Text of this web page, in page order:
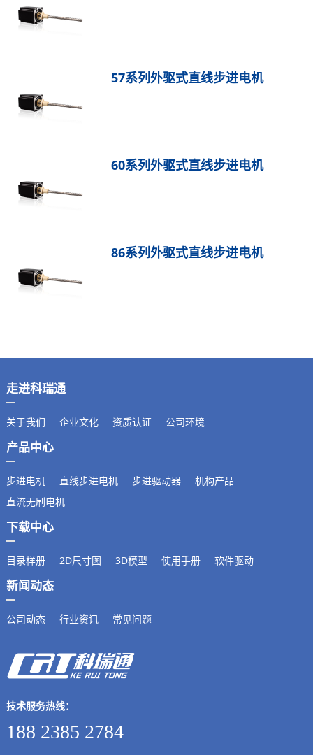
57系列外驱式直线步进电机
60系列外驱式直线步进电机
86系列外驱式直线步进电机
走进科瑞通
关于我们 企业文化 资质认证 公司环境
产品中心
步进电机 直线步进电机 步进驱动器
机构产品
直流无刷电机
下载中心
目录样册 2D尺寸图 3D模型 使用手册 软件驱动
新闻动态
公司动态 行业资讯 常见问题
技术服务热线：
188 2385 2784